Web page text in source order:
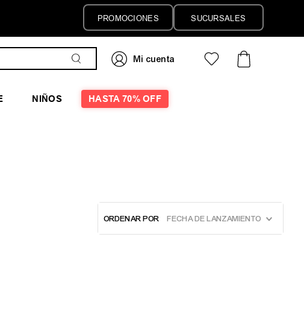
PROMOCIONES SUCURSALES
NIÑOS HASTA 70% OFF
ORDENAR POR FECHA DE LANZAMIENTO